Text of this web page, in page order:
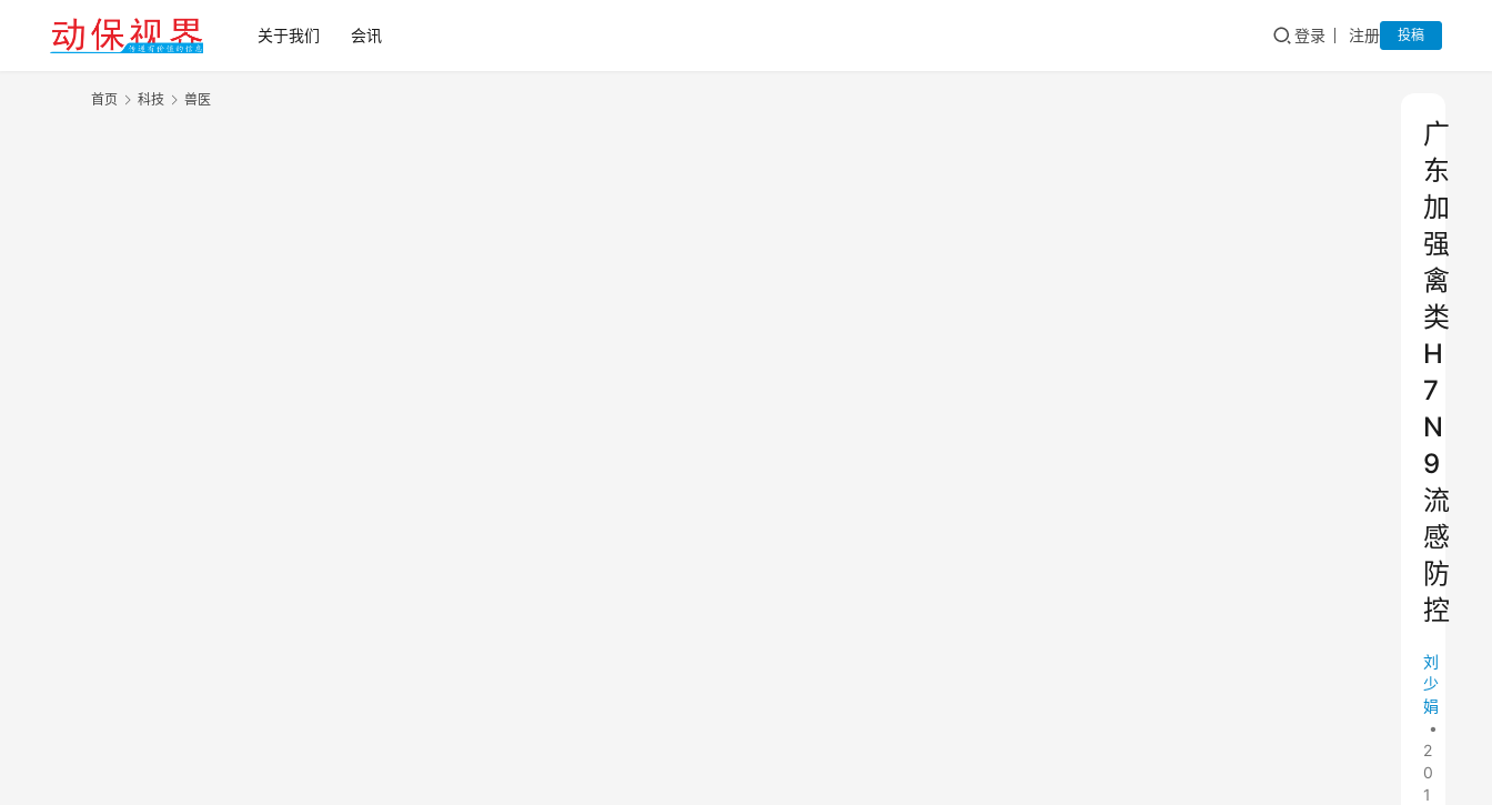
关于我们 会讯 登录 注册 投稿
首页 科技 兽医
广
东
加
强
禽
类
H
7
N
9
流
感
防
控
刘
少
娟
•
2
0
1